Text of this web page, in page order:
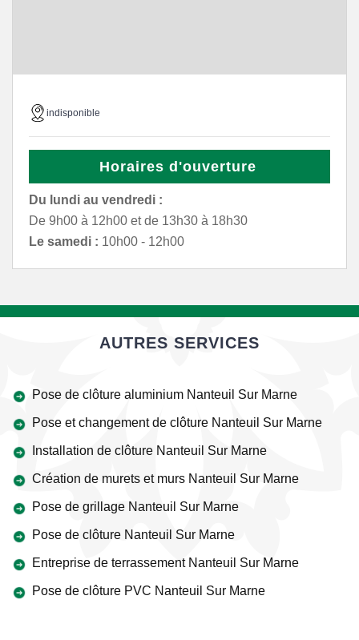
indisponible
Horaires d'ouverture
Du lundi au vendredi :
De 9h00 à 12h00 et de 13h30 à 18h30
Le samedi : 10h00 - 12h00
AUTRES SERVICES
Pose de clôture aluminium Nanteuil Sur Marne
Pose et changement de clôture Nanteuil Sur Marne
Installation de clôture Nanteuil Sur Marne
Création de murets et murs Nanteuil Sur Marne
Pose de grillage Nanteuil Sur Marne
Pose de clôture Nanteuil Sur Marne
Entreprise de terrassement Nanteuil Sur Marne
Pose de clôture PVC Nanteuil Sur Marne